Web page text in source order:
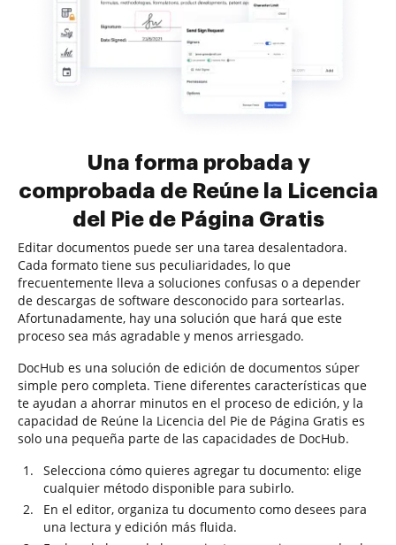
Una forma probada y
comprobada de Reúne la Licencia
del Pie de Página Gratis
Editar documentos puede ser una tarea desalentadora.
Cada formato tiene sus peculiaridades, lo que
frecuentemente lleva a soluciones confusas o a depender
de descargas de software desconocido para sortearlas.
Afortunadamente, hay una solución que hará que este
proceso sea más agradable y menos arriesgado.
DocHub es una solución de edición de documentos súper
simple pero completa. Tiene diferentes características que
te ayudan a ahorrar minutos en el proceso de edición, y la
capacidad de Reúne la Licencia del Pie de Página Gratis es
solo una pequeña parte de las capacidades de DocHub.
Selecciona cómo quieres agregar tu documento: elige
cualquier método disponible para subirlo.
En el editor, organiza tu documento como desees para
una lectura y edición más fluida.